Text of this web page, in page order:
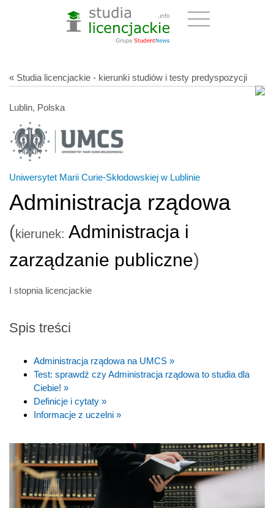
« Studia licencjackie - kierunki studiów i testy predyspozycji
Lublin, Polska
Uniwersytet Marii Curie-Skłodowskiej w Lublinie
Administracja rządowa
(kierunek: Administracja i
zarządzanie publiczne)
I stopnia licencjackie
Spis treści
Administracja rządowa na UMCS »
Test: sprawdź czy Administracja rządowa to studia dla
Ciebie! »
Definicje i cytaty »
Informacje z uczelni »